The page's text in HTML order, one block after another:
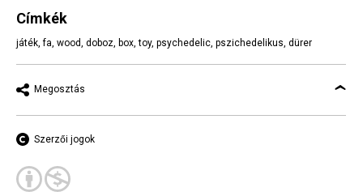
Címkék
játék ,fa wood doboz box ,toy, psychedelic pszichedelikus dürer
Megosztás
Szerzői jogok